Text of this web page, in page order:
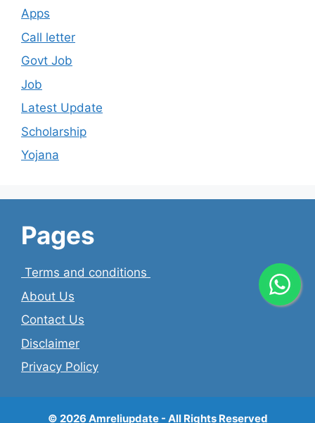
Apps
Call letter
Govt Job
Job
Latest Update
Scholarship
Yojana
Pages
Terms and conditions
About Us
Contact Us
Disclaimer
Privacy Policy
© 2026 Amreliupdate- All Rights Reserved